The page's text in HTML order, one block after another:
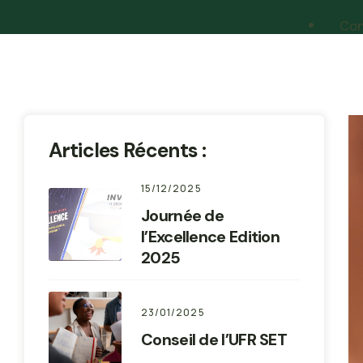
Articles Récents :
15/12/2025
Journée de
l’Excellence Edition
2025
23/01/2025
Conseil de l’UFR SET